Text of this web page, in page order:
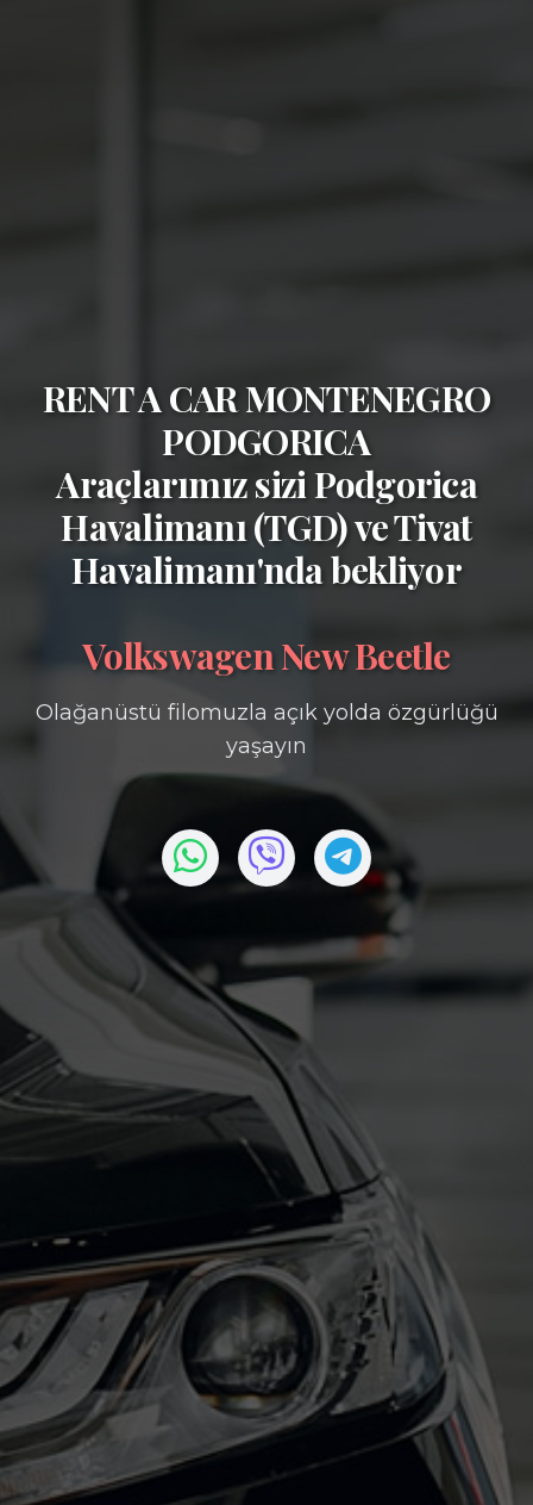
RENT A CAR MONTENEGRO
PODGORICA
Araçlarımız siziPodgorica
Havalimanı (TGD)veTivat
Havalimanı'nda bekliyor
Volkswagen New Beetle
Olağanüstü filomuzla açık yolda özgürlüğü
yaşayın